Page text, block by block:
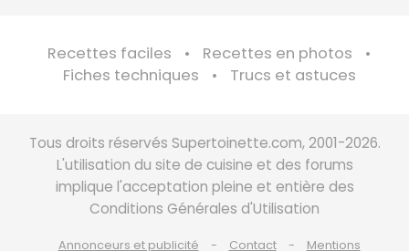
Recettes faciles
Recettes en photos
Fiches techniques
Trucs et astuces
Tous droits réservés Supertoinette.com, 2001-2026.
L'utilisation du site de cuisine et des forums
implique l'acceptation pleine et entière des
Conditions Générales d'Utilisation
Annonceurs et publicité Contact Mentions